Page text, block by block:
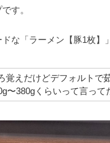
す。
な「ラーメン【豚1枚】
覚えだけどデフォルトで
〜380gくらいって言って